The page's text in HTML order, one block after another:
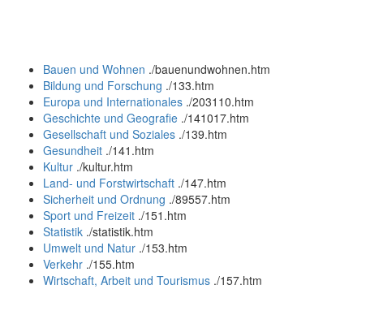
Bauen und Wohnen ./bauenundwohnen.htm
Bildung und Forschung ./133.htm
Europa und Internationales ./203110.htm
Geschichte und Geografie ./141017.htm
Gesellschaft und Soziales ./139.htm
Gesundheit ./141.htm
Kultur ./kultur.htm
Land- und Forstwirtschaft ./147.htm
Sicherheit und Ordnung ./89557.htm
Sport und Freizeit ./151.htm
Statistik ./statistik.htm
Umwelt und Natur ./153.htm
Verkehr ./155.htm
Wirtschaft, Arbeit und Tourismus ./157.htm